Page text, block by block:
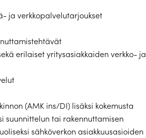
ja verkkopalvelutarjoukset
erilaiset yritysasiakkaiden verkko- ja
(AMK ins/DI) lisäksi kokemusta
suunnittelun tai rakennuttamisen
sähköverkon asiakkuusasioiden